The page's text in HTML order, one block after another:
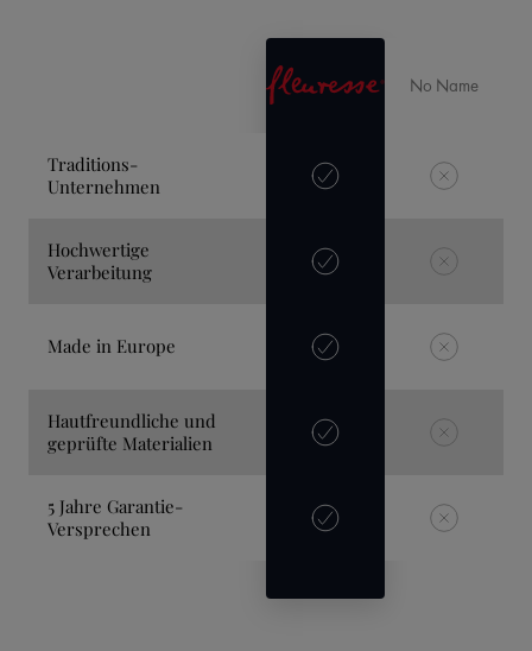
No Name
Traditions-
Unternehmen
Hochwertige
Verarbeitung
Made in Europe
Hautfreundliche und
geprüfte Materialien
5 Jahre Garantie-
Versprechen